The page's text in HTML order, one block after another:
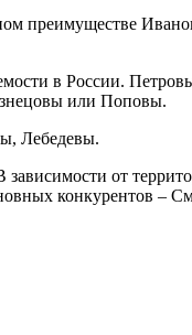
преимуществе
в России.
или Поповы.
Лебедевы.
от
конкурентов –